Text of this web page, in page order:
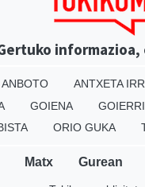
informazioa,
ANBOTO ANTXETA
GOIENA
ORIO GUKA
Matx Gurean